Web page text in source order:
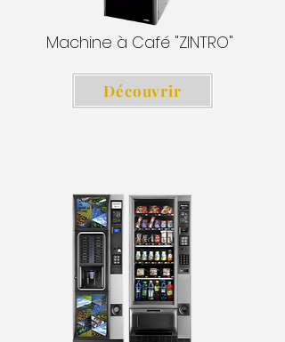
Machine à Café "ZINTRO"
Découvrir